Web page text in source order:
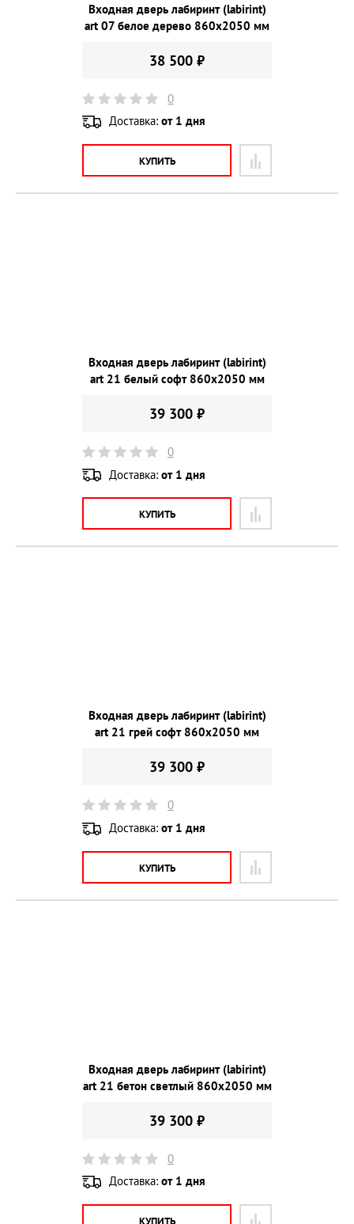
Входная дверь лабиринт (labirint)
art 07 белое дерево 860х2050 мм
38 500 ₽
0
Доставка: от 1 дня
КУПИТЬ
Входная дверь лабиринт (labirint)
art 21 белый софт 860х2050 мм
39 300 ₽
0
Доставка: от 1 дня
КУПИТЬ
Входная дверь лабиринт (labirint)
art 21 грей софт 860х2050 мм
39 300 ₽
0
Доставка: от 1 дня
КУПИТЬ
Входная дверь лабиринт (labirint)
art 21 бетон светлый 860х2050 мм
39 300 ₽
0
Доставка: от 1 дня
КУПИТЬ